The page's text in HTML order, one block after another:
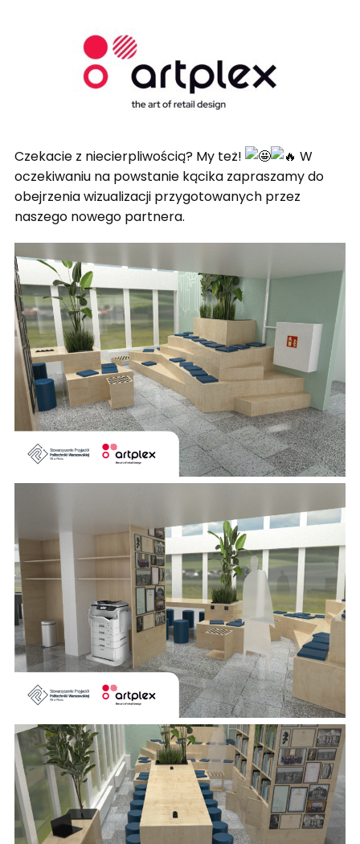
Czekacie z niecierpliwością? My też!
W
oczekiwaniu na powstanie kącika zapraszamy do
obejrzenia wizualizacji przygotowanych przez
naszego nowego partnera.